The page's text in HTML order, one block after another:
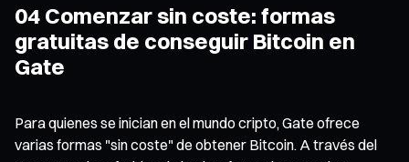
04 Comenzar sin coste: formas
gratuitas de conseguir Bitcoin en
Gate
Para quienes se inician en el mundo cripto, Gate ofrece
varias formas "sin coste" de obtener Bitcoin. A través del